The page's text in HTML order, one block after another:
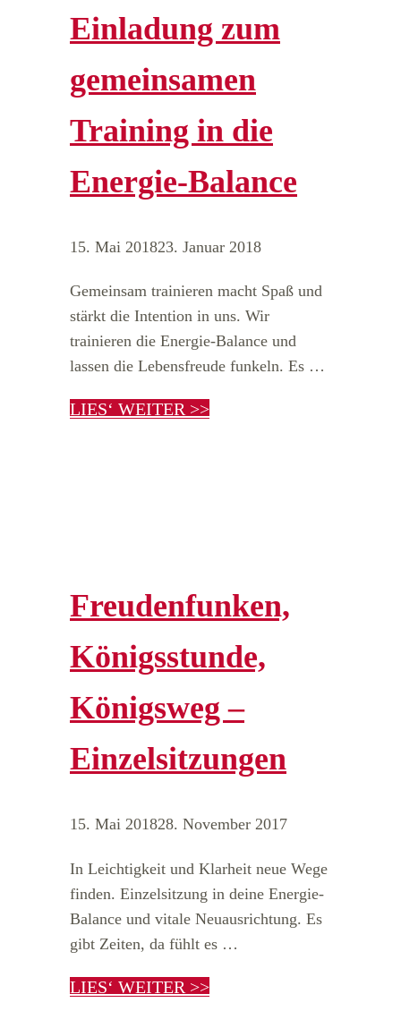
Einladung zum
gemeinsamen
Training in die
Energie-Balance
15. Mai 201823. Januar 2018
Gemeinsam trainieren macht Spaß und
stärkt die Intention in uns. Wir
trainieren die Energie-Balance und
lassen die Lebensfreude funkeln. Es …
LIES‘ WEITER >>
Freudenfunken,
Königsstunde,
Königsweg –
Einzelsitzungen
15. Mai 201828. November 2017
In Leichtigkeit und Klarheit neue Wege
finden. Einzelsitzung in deine Energie-
Balance und vitale Neuausrichtung. Es
gibt Zeiten, da fühlt es …
LIES‘ WEITER >>